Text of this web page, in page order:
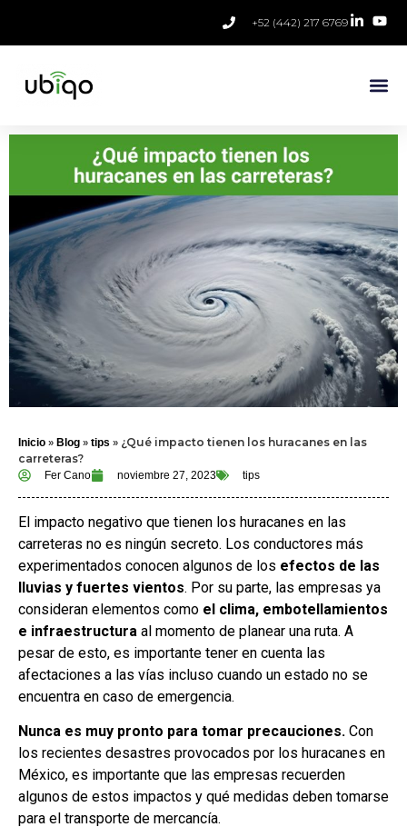
+52 (442) 217 6769
Inicio » Blog » tips » ¿Qué impacto tienen los huracanes en las
carreteras?
Fer Cano noviembre 27, 2023 tips
El impacto negativo que tienen los huracanes en las
carreteras no es ningún secreto. Los conductores más
experimentados conocen algunos de los efectos de las
lluvias y fuertes vientos. Por su parte, las empresas ya
consideran elementos como el clima, embotellamientos
e infraestructura al momento de planear una ruta. A
pesar de esto, es importante tener en cuenta las
afectaciones a las vías incluso cuando un estado no se
encuentra en caso de emergencia.
Nunca es muy pronto para tomar precauciones. Con
los recientes desastres provocados por los huracanes en
México, es importante que las empresas recuerden
algunos de estos impactos y qué medidas deben tomarse
para el transporte de mercancía.